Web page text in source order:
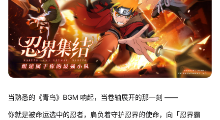
当熟悉的《青鸟》BGM 响起，当卷轴展开的那一刻 ——
你就是被命运选中的忍者，肩负着守护忍界的使命，向「忍界霸